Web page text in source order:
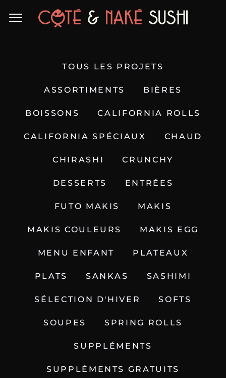
TOUS LES PROJETS
ASSORTIMENTS BIÈRES
BOISSONS CALIFORNIA ROLLS
CALIFORNIA SPÉCIAUX CHAUD
CHIRASHI CRUNCHY
DESSERTS ENTRÉES
FUTO MAKIS MAKIS
MAKIS COULEURS MAKIS EGG
MENU ENFANT PLATEAUX
PLATS SANKAS SASHIMI
SÉLECTION D'HIVER SOFTS
SOUPES SPRING ROLLS
SUPPLÉMENTS
SUPPLÉMENTS GRATUITS